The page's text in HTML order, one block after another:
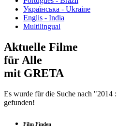
Українська - Ukraine
Englis - India
Multilingual
Aktuelle Filme
für Alle
mit GRETA
Es wurde für die Suche nach "2014
gefunden!
Film Finden